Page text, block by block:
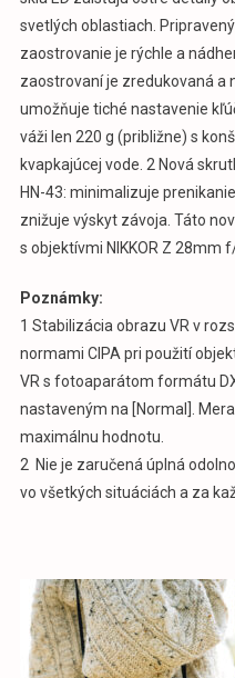
svetlých oblastiach.
zaostrovanie je rýchle a
zaostrovaní je zredukovaná a
umožňuje tiché nastavenie
váži len 220 g (približne) s
kvapkajúcej vode. 2 Nová
HN-43: minimalizuje
znižuje výskyt závoja. Táto
s objektívmi NIKKOR Z 28mm
Poznámky:
1 Stabilizácia obrazu VR v
normami CIPA pri použití
VR s fotoaparátom formátu
nastaveným na [Normal].
maximálnu hodnotu.
2 Nie je zaručená úplná
vo všetkých situáciách a za